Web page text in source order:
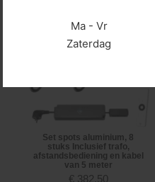
Set spots aluminium, 8
stuks Inclusief trafo,
afstandsbediening en kabel
van 5 meter
€ 382,50
Ma - Vr
Zaterdag